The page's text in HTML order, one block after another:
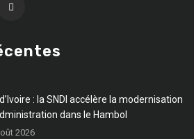
: la SNDI accélère la modernisation
dans le Hambol
2026